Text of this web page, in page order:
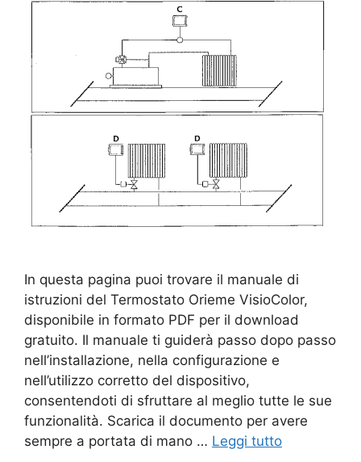
In questa pagina puoi trovare il manuale di
istruzioni del Termostato Orieme VisioColor,
disponibile in formato PDF per il download
gratuito. Il manuale ti guiderà passo dopo passo
nell’installazione, nella configurazione e
nell’utilizzo corretto del dispositivo,
consentendoti di sfruttare al meglio tutte le sue
funzionalità. Scarica il documento per avere
sempre a portata di mano … Leggi tutto